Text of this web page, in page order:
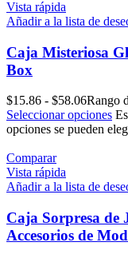
Vista rápida
Añadir a la lista de
Caja Misteriosa
Box
$15.86 - $58.06Rango
Seleccionar opciones
opciones se pueden
Comparar
Vista rápida
Añadir a la lista de
Caja Sorpresa de
Accesorios de